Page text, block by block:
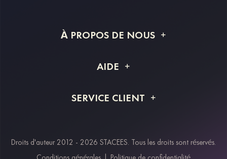
À PROPOS DE NOUS
Livraison
AIDE
Retour et remboursement
SERVICE CLIENT
Modes de paiement
Droits d'auteur 2012 - 2026 STACEES. Tous les droits sont réservés.